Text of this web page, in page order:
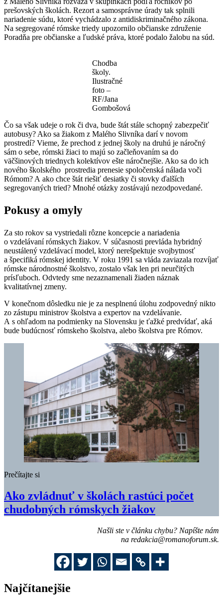
prešovských školách. Rezort a samosprávne úrady tak splnili
nariadenie súdu, ktoré vychádzalo z antidiskriminačného zákona.
Na segregované rómske triedy upozornilo občianske združenie
Poradňa pre občianske a ľudské práva, ktoré podalo žalobu na súd.
Chodba
školy.
Ilustračné
foto –
RF/Jana
Gombošová
Čo sa však udeje o rok či dva, bude štát stále schopný zabezpečiť
autobusy? Ako sa žiakom z Malého Slivníka darí v novom
prostredí? Vieme, že prechod z jednej školy na druhú je náročný
sám o sebe, rómski žiaci to majú so začleňovaním sa do
väčšinových triednych kolektívov ešte náročnejšie. Ako sa do ich
nového školského prostredia prenesie spoločenská nálada voči
Rómom? A ako chce štát riešiť desiatky či stovky ďalších
segregovaných tried? Mnohé otázky zostávajú nezodpovedané.
Pokusy a omyly
Za sto rokov sa vystriedali rôzne koncepcie a nariadenia
o vzdelávaní rómskych žiakov. V súčasnosti prevláda hybridný
neustálený vzdelávací model, ktorý nerešpektuje svojbytnosť
a špecifiká rómskej identity. V roku 1991 sa vláda zaviazala rozvíjať
rómske národnostné školstvo, zostalo však len pri neurčitých
prísľuboch. Odvtedy sme nezaznamenali žiaden náznak
kvalitatívnej zmeny.
V konečnom dôsledku nie je za nesplnenú úlohu zodpovedný nikto
zo zástupu ministrov školstva a expertov na vzdelávanie.
A s ohľadom na podmienky na Slovensku je ťažké predvídať, aká
bude budúcnosť rómskeho školstva, alebo školstva pre Rómov.
Prečítajte si
Ako zvládnuť v školách rastúci počet
chudobných rómskych žiakov
Našli ste v článku chybu? Napíšte nám
na redakcia@romanoforum.sk.
Najčítanejšie